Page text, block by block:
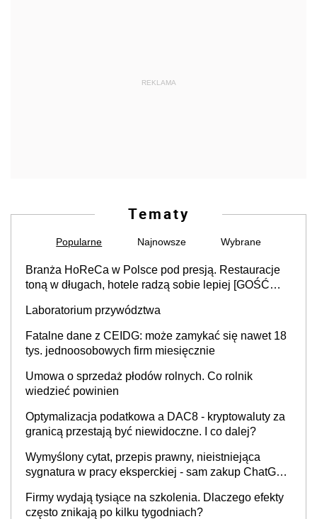
REKLAMA
Tematy
Popularne Najnowsze Wybrane
Branża HoReCa w Polsce pod presją. Restauracje
toną w długach, hotele radzą sobie lepiej [GOŚĆ
Laboratorium przywództwa
Fatalne dane z CEIDG: może zamykać się nawet 18
tys. jednoosobowych firm miesięcznie
Umowa o sprzedaż płodów rolnych. Co rolnik
wiedzieć powinien
Optymalizacja podatkowa a DAC8 - kryptowaluty za
granicą przestają być niewidoczne. I co dalej?
Wymyślony cytat, przepis prawny, nieistniejąca
sygnatura w pracy eksperckiej - sam zakup ChatGPT
Firmy wydają tysiące na szkolenia. Dlaczego efekty
często znikają po kilku tygodniach?